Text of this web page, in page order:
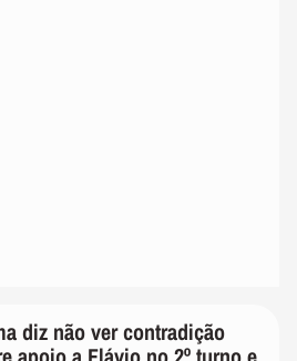
diz não ver contradição